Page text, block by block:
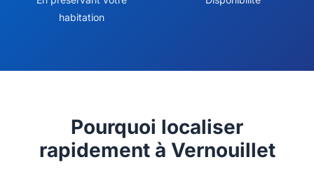
habitation
Pourquoi localiser
rapidement à Vernouillet